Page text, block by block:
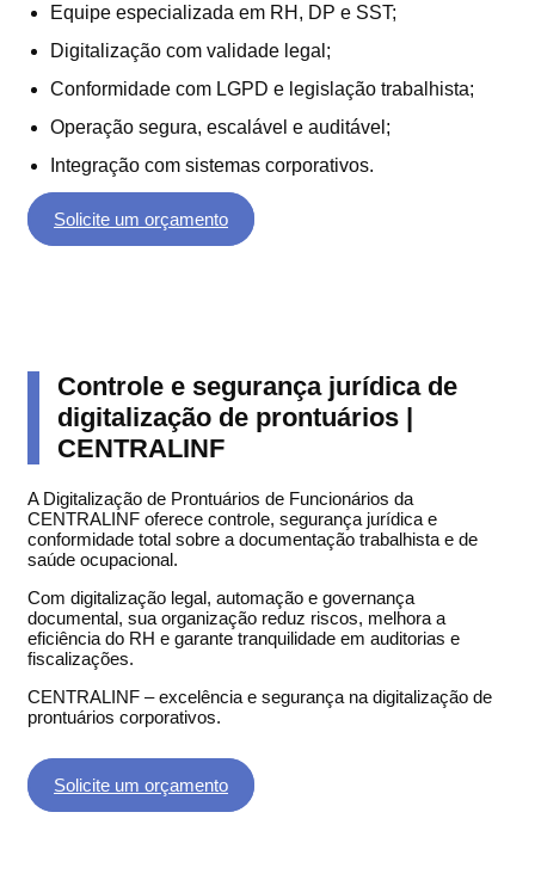
Equipe especializada em RH, DP e SST;
Digitalização com validade legal;
Conformidade com LGPD e legislação trabalhista;
Operação segura, escalável e auditável;
Integração com sistemas corporativos.
Solicite um orçamento
Controle e segurança jurídica de
digitalização de prontuários |
CENTRALINF
A Digitalização de Prontuários de Funcionários da
CENTRALINF oferece controle, segurança jurídica e
conformidade total sobre a documentação trabalhista e de
saúde ocupacional.
Com digitalização legal, automação e governança
documental, sua organização reduz riscos, melhora a
eficiência do RH e garante tranquilidade em auditorias e
fiscalizações.
CENTRALINF – excelência e segurança na digitalização de
prontuários corporativos.
Solicite um orçamento